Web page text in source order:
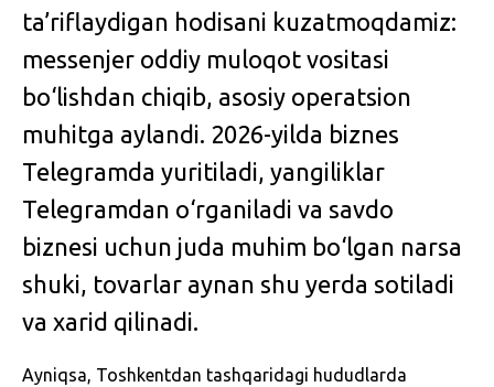
ta’riflaydigan hodisani kuzatmoqdamiz:
messenjer oddiy muloqot vositasi
bo‘lishdan chiqib, asosiy operatsion
muhitga aylandi. 2026-yilda biznes
Telegramda yuritiladi, yangiliklar
Telegramdan o‘rganiladi va savdo
biznesi uchun juda muhim bo‘lgan narsa
shuki, tovarlar aynan shu yerda sotiladi
va xarid qilinadi.
Ayniqsa, Toshkentdan tashqaridagi hududlarda